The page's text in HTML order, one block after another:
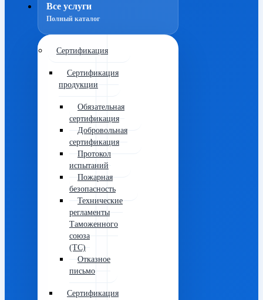
Все услуги
Полный каталог
Сертификация
Сертификация
продукции
Обязательная
сертификация
Добровольная
сертификация
Протокол
испытаний
Пожарная
безопасность
Технические
регламенты
Таможенного
союза
(ТС)
Отказное
письмо
Сертификация